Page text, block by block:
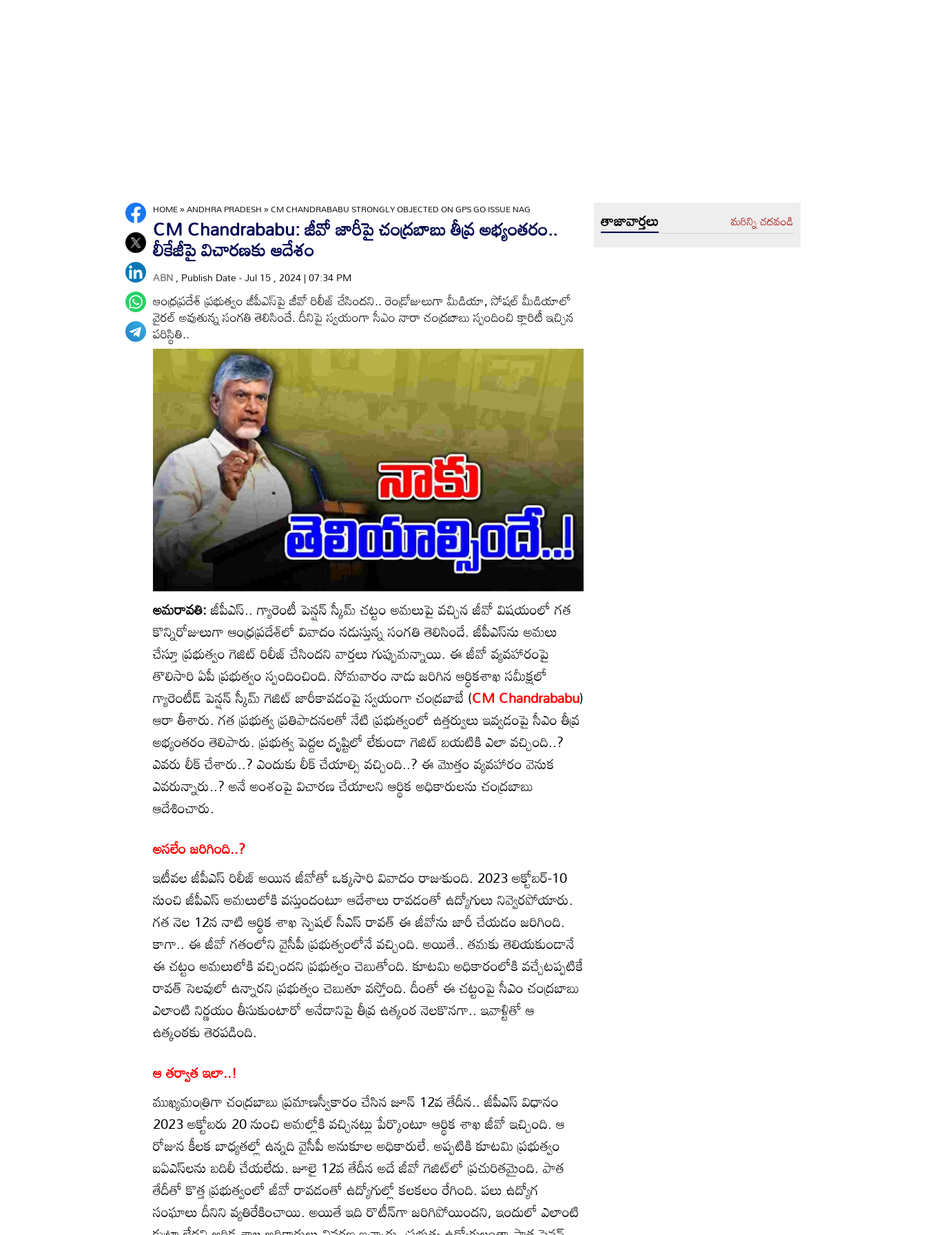
HOME»ANDHRA PRADESH»CM CHANDRABABU STRONGLY OBJECTED ON GPS GO ISSUE NAG
CM Chandrababu: జీవో జారీపై చంద్రబాబు తీవ్ర అభ్యంతరం..
లీకేజీపై విచారణకు ఆదేశం
ABN, Publish Date - Jul 15 , 2024 | 07:34 PM
ఆంధ్రప్రదేశ్ ప్రభుత్వం జీపీఎస్‌పై జీవో రిలీజ్ చేసిందని.. రెండ్రోజులుగా మీడియా, సోషల్ మీడియాలో
వైరల్ అవుతున్న సంగతి తెలిసిందే. దీనిపై స్వయంగా సీఎం నారా చంద్రబాబు స్పందించి క్లారిటీ ఇచ్చిన
పరిస్థితి..
అమరావతి:జీపీఎస్.. గ్యారెంటీ పెన్షన్ స్కీమ్ చట్టం అమలుపై వచ్చిన జీవో విషయంలో గత
కొన్నిరోజులుగా ఆంధ్రప్రదేశ్‌లో వివాదం నడుస్తున్న సంగతి తెలిసిందే. జీపీఎస్‌ను అమలు
చేస్తూ ప్రభుత్వం గెజిట్ రిలీజ్ చేసిందని వార్తలు గుప్పుమన్నాయి. ఈ జీవో వ్యవహారంపై
తొలిసారి ఏపీ ప్రభుత్వం స్పందించింది. సోమవారం నాడు జరిగిన ఆర్ధికశాఖ సమీక్షలో
గ్యారెంటీడ్ పెన్షన్ స్కీమ్ గెజిట్ జారీకావడంపై స్వయంగా చంద్రబాబే (CM Chandrababu)
ఆరా తీశారు. గత ప్రభుత్వ ప్రతిపాదనలతో నేటి ప్రభుత్వంలో ఉత్తర్వులు ఇవ్వడంపై సీఎం తీవ్ర
అభ్యంతరం తెలిపారు. ప్రభుత్వ పెద్దల దృష్టిలో లేకుండా గెజిట్ బయటికి ఎలా వచ్చింది..?
ఎవరు లీక్ చేశారు..? ఎందుకు లీక్ చేయాల్సి వచ్చింది..? ఈ మొత్తం వ్యవహారం వెనుక
ఎవరున్నారు..? అనే అంశంపై విచారణ చేయాలని ఆర్థిక అధికారులను చంద్రబాబు
ఆదేశించారు.
అసలేం జరిగింది..?
ఇటీవల జీపీఎస్ రిలీజ్ అయిన జీవోతో ఒక్కసారి వివాదం రాజుకుంది. 2023 అక్టోబర్-10
నుంచి జీపీఎస్ అమలులోకి వస్తుందంటూ ఆదేశాలు రావడంతో ఉద్యోగులు నివ్వెరపోయారు.
గత నెల 12న నాటి ఆర్థిక శాఖ స్పెషల్ సీఎస్ రావత్ ఈ జీవోను జారీ చేయడం జరిగింది.
కాగా.. ఈ జీవో గతంలోని వైసీపీ ప్రభుత్వంలోనే వచ్చింది. అయితే.. తమకు తెలియకుండానే
ఈ చట్టం అమలులోకి వచ్చిందని ప్రభుత్వం చెబుతోంది. కూటమి అధికారంలోకి వచ్చేటప్పటికే
రావత్ సెలవులో ఉన్నారని ప్రభుత్వం చెబుతూ వస్తోంది. దీంతో ఈ చట్టంపై సీఎం చంద్రబాబు
ఎలాంటి నిర్ణయం తీసుకుంటారో అనేదానిపై తీవ్ర ఉత్కంఠ నెలకొనగా.. ఇవాళ్టితో ఆ
ఉత్కంఠకు తెరపడింది.
ఆ తర్వాత ఇలా..!
ముఖ్యమంత్రిగా చంద్రబాబు ప్రమాణస్వీకారం చేసిన జూన్‌ 12వ తేదీన.. జీపీఎస్‌ విధానం
2023 అక్టోబరు 20 నుంచి అమల్లోకి వచ్చినట్లు పేర్కొంటూ ఆర్థిక శాఖ జీవో ఇచ్చింది. ఆ
రోజున కీలక బాధ్యతల్లో ఉన్నది వైసీపీ అనుకూల అధికారులే. అప్పటికి కూటమి ప్రభుత్వం
ఐఏఎస్‌లను బదిలీ చేయలేదు. జూలై 12వ తేదీన అదే జీవో గెజిట్‌లో ప్రచురితమైంది. పాత
తేదీతో కొత్త ప్రభుత్వంలో జీవో రావడంతో ఉద్యోగుల్లో కలకలం రేగింది. పలు ఉద్యోగ
సంఘాలు దీనిని వ్యతిరేకించాయి. అయితే ఇది రొటీన్‌గా జరిగిపోయిందని, ఇందులో ఎలాంటి
తాజావార్తలు మరిన్ని చదవండి